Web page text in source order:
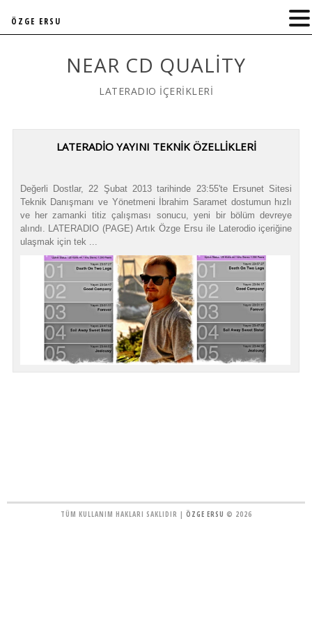
NEAR CD QUALITY
LATERADIO İÇERİKLERİ
LATERADIO YAYINI TEKNIK ÖZELLIKLERI
Değerli Dostlar, 22 Şubat 2013 tarihinde 23:55'te Ersunet Sitesi
Teknik Danışmanı ve Yönetmeni İbrahim Saramet dostumun hızlı
ve her zamanki titiz çalışması sonucu, yeni bir bölüm devreye
alındı. LATERADIO (PAGE) Artık Özge Ersu ile Laterodio içeriğine
ulaşmak için tek ...
TÜM KULLANIM HAKLARI SAKLIDIR | ÖZGE ERSU © 2026
ÖZGE ERSU